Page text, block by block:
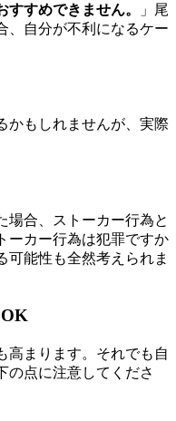
すすめできません。
」尾
、自分が不利になるケー
かもしれませんが、実際
場合、ストーカー行為と
ーカー行為は犯罪ですか
可能性も全然考えられま
高まります。それでも自
の点に注意してくださ